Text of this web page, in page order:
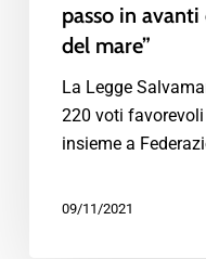
passo in
del mare”
La Legge
220 voti
insieme a
09/11/2021